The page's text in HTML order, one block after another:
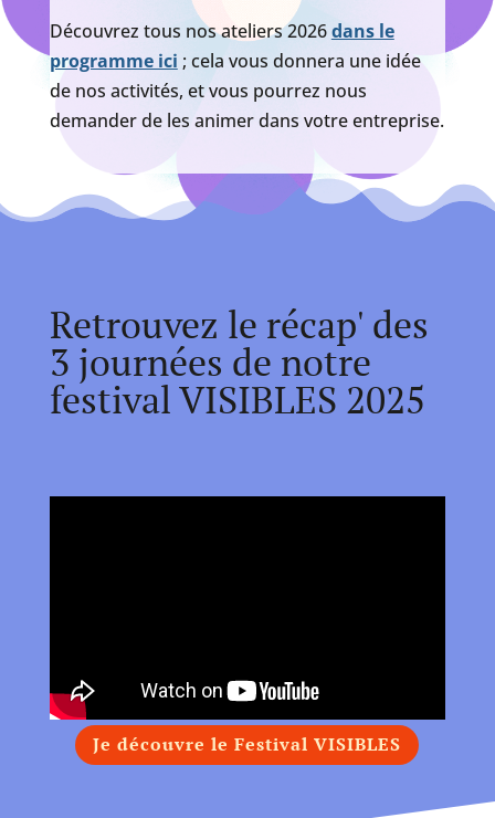
Découvrez tous nos ateliers 2026dans le
programme ici ; cela vous donnera une idée
de nos activités, et vous pourrez nous
demander de les animer dans votre entreprise.
Retrouvez le récap' des
3 journées de notre
festival VISIBLES 2025
Je découvre le Festival VISIBLES